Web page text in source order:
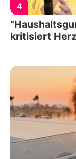
4
kritisiert